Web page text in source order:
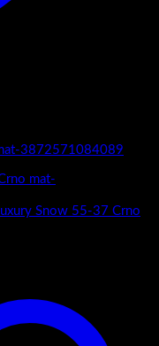
3872571084089